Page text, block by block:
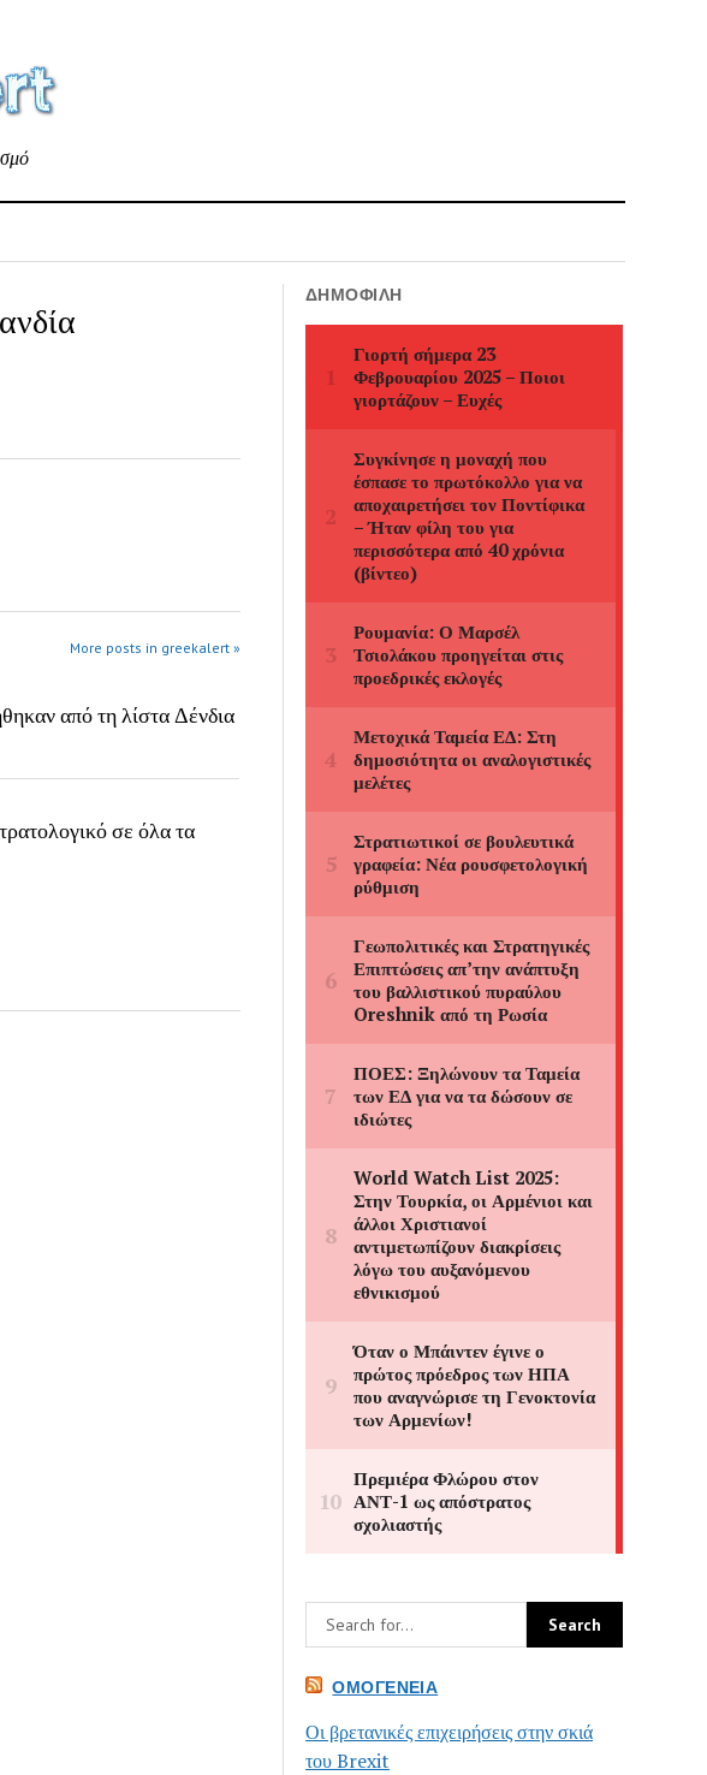
More posts in greekalert »
από τη λίστα Δένδια
σε όλα τα
ΔΗΜΟΦΙΛΉ
ΟΜΟΓΈΝΕΙΑ
Οι βρετανικές επιχειρήσεις στην σκιά
του Brexit